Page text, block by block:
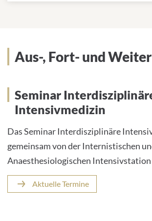
Aus-, Fort- und
Seminar
Intensivmedizin
Das Seminar Interdisziplinäre
gemeinsam von der Internistischen
Anaesthesiologischen
Aktuelle Termine